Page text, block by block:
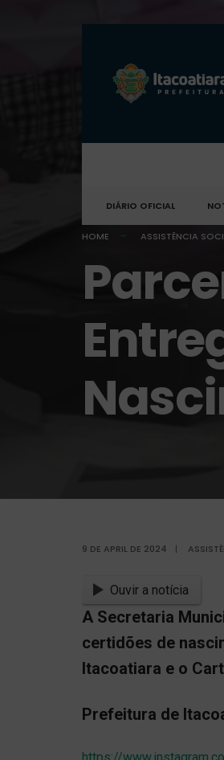
DIÁRIO OFICIAL
HOME ASSISTÊNCIA
9 DE APRIL DE 2024 |
Ouvir a notícia
A Secretaria
certidões de
Itacoatiara e o
Prefeitura de
https://